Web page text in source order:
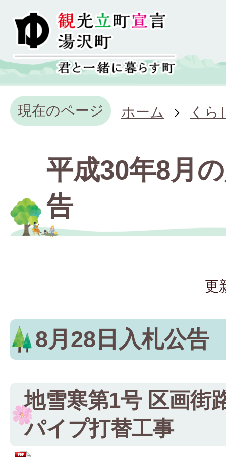
現在のページ ホーム くら
平成30年8月
告
更
8月28日入札公告
地雪寒第1号 区画街
パイプ打替工事